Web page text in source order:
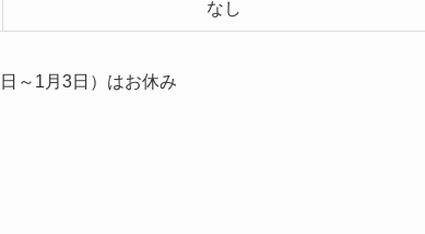
なし
～1月3日）はお休み